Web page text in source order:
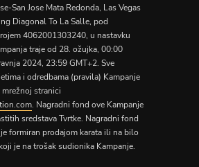
San Jose Mata Redonda, Las Vegas
Diagonal To La Salle, pod
4062001303240, u nastavku
traje od 28. ožujka, 00:00
2024, 23:59 GMT+2. Sve
i odredbama (pravila) Kampanje
stranici
. Nagradni fond ove Kampanje
sredstava Tvrtke. Nagradni fond
formiran prodajom karata ili na bilo
je na trošak sudionika Kampanje.